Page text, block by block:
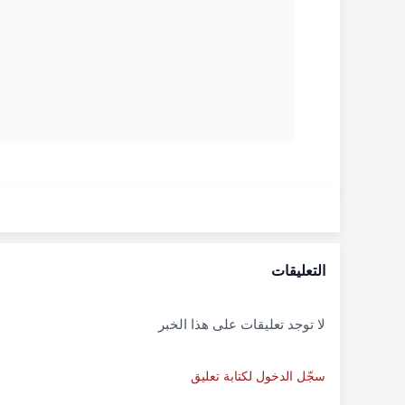
التعليقات
لا توجد تعليقات على هذا الخبر
سجّل الدخول لكتابة تعليق